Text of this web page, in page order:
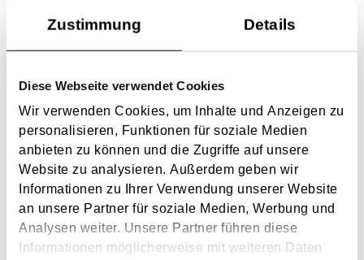
Zustimmung Details
Diese Webseite verwendet Cookies
Wir verwenden Cookies, um Inhalte und Anzeigen zu
personalisieren, Funktionen für soziale Medien
anbieten zu können und die Zugriffe auf unsere
Website zu analysieren. Außerdem geben wir
Informationen zu Ihrer Verwendung unserer Website
an unsere Partner für soziale Medien, Werbung und
Analysen weiter. Unsere Partner führen diese
Informationen möglicherweise mit weiteren Daten
Geringerer Privatanteil bei Nutzung eines beruflichen
Notebooks laut VwGH grundsätzlich möglich
Der VwGH hatte sich (GZ Ra 2023/15/0073 vom 30.1.2025)
mit der Frage auseinanderzusetzen, ob mehr als 60 % (im
konkreten Fall sogar 95 %) der Kosten eines Notebooks samt
Zubehör als Werbungskosten geltend gemacht werden
können. Ausgangsfall war, dass eine nicht selbständig...
Langtext
empfehlen drucken
Betriebsausgaben